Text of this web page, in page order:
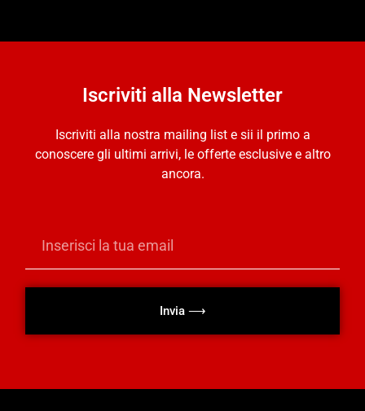
Iscriviti alla Newsletter
Iscriviti alla nostra mailing list e sii il primo a
conoscere gli ultimi arrivi, le offerte esclusive e altro
ancora.
Invia ⟶